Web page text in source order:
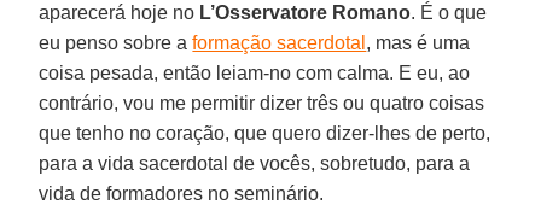
aparecerá hoje no L’Osservatore Romano. É o que
eu penso sobre aformação sacerdotal , mas é uma
coisa pesada, então leiam-no com calma. E eu, ao
contrário, vou me permitir dizer três ou quatro coisas
que tenho no coração, que quero dizer-lhes de perto,
para a vida sacerdotal de vocês, sobretudo, para a
vida de formadores no seminário.